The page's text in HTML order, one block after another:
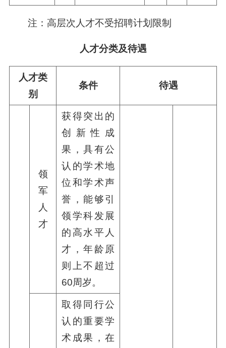
注：高层次人才不受招聘计划限制
人才分类及待遇
人才类
别
条件 待遇
领
军
人
才
获得突出的
创新性成
果，具有公
认的学术地
位和学术声
誉，能够引
领学科发展
的高水平人
才，年龄原
则上不超过
60周岁。
取得同行公
认的重要学
术成果，在